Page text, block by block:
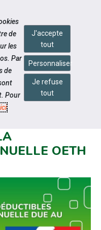
2026
OETH
de
les
Par
de
Pour
.
J'accepte
tout
Personnaliser
Je refuse
tout